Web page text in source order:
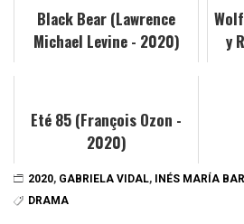
Black Bear (Lawrence
Michael Levine - 2020)
y
Eté 85 (François Ozon -
2020)
2020, GABRIELA VIDAL,
INÉS MARÍA
DRAMA